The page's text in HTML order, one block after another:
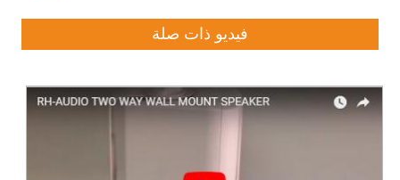
فيديو ذات صلة